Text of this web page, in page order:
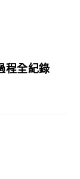
程全紀錄